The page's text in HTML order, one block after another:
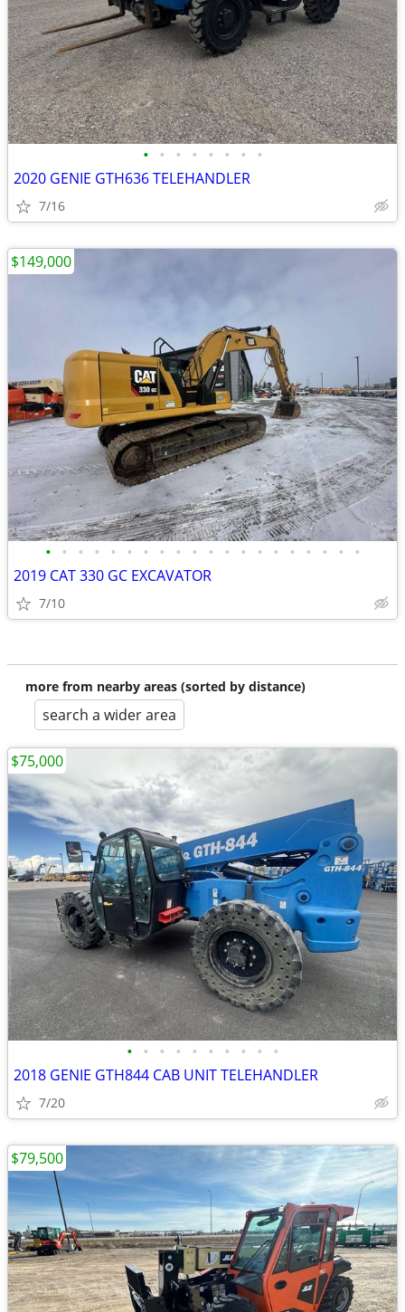
• • • • • • • •
2020 GENIE GTH636 TELEHANDLER
7/16
• • • • • • • • • • • • • • • • • • • •
2019 CAT 330 GC EXCAVATOR
7/10
$149,000
more from nearby areas (sorted by distance)
search a wider area
• • • • • • • • • •
2018 GENIE GTH844 CAB UNIT TELEHANDLER
7/20
$75,000
$79,500